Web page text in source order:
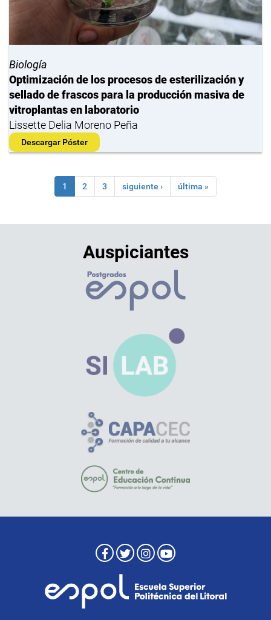
Biología
Optimización de los procesos de esterilización y
sellado de frascos para la producción masiva de
vitroplantas en laboratorio
Lissette Delia Moreno Peña
Descargar Póster
1 2 3 siguiente › última »
Auspiciantes